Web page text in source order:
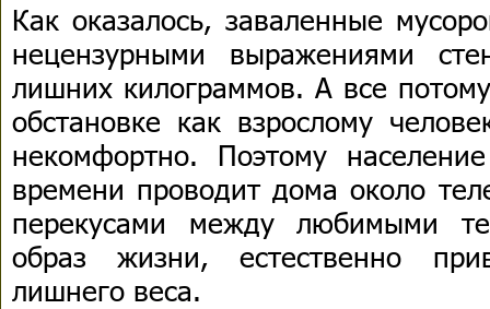
Как оказалось, заваленные
нецензурными выражениями
лишних килограммов. А все
обстановке как взрослому
некомфортно. Поэтому
времени проводит дома около
перекусами между любимыми
образ жизни, естественно
лишнего веса.